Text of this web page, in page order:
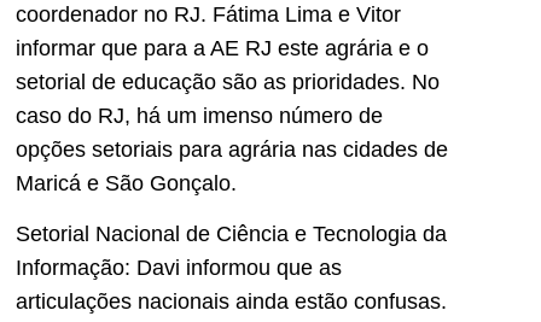
coordenador no RJ. Fátima Lima e Vitor
informar que para a AE RJ este agrária e o
setorial de educação são as prioridades. No
caso do RJ, há um imenso número de
opções setoriais para agrária nas cidades de
Maricá e São Gonçalo.
Setorial Nacional de Ciência e Tecnologia da
Informação: Davi informou que as
articulações nacionais ainda estão confusas.